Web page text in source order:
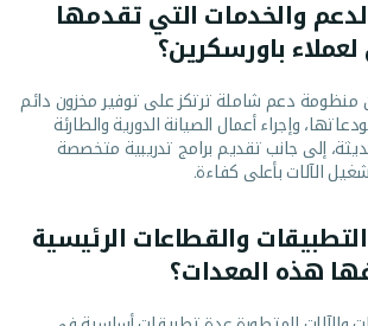
الدعم والخدمات التي تقدمها
باورسكرين؟
منظومة دعم شاملة ترتكز على توفير مخزون دائم
وإجراء أعمال الصيانة الدورية والطارئة
إلى جانب تقديم برامج تدريبية متخصصة
الآلات بأعلى كفاءة.
التطبيقات والقطاعات الرئيسية
هذه المعدات؟